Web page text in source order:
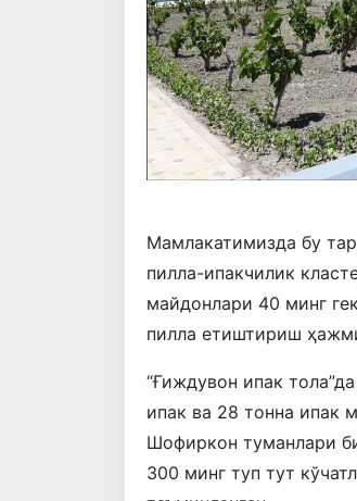
Мамлакатимизда бу
пилла-ипакчилик
майдонлари 40 минг
пилла етиштириш
“Ғиждувон ипак
ипак ва 28 тонна ипак
Шофиркон туманлари
300 минг туп тут